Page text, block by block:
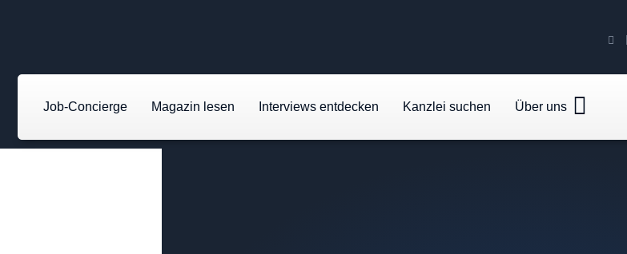
Job-Concierge Magazin lesen Interviews entdecken Kanzlei suchen Über uns